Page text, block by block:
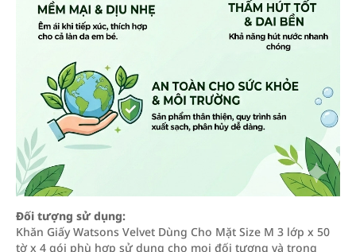
Đối tượng sử dụng:
Khăn Giấy Watsons Velvet Dùng Cho Mặt Size M 3 lớp x 50
tờ x 4 gói phù hợp sử dụng cho mọi đối tượng và trong